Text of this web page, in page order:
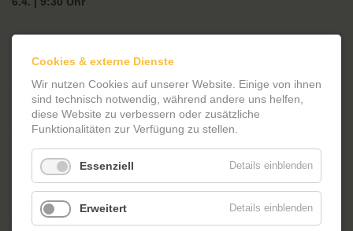
Alle Bürgerinnen und Bürger sind eingeladen, bei der Aktion dabei
zu sein und den Schlaatz für den Frühling herauszuputzen!
Es werden Handschuhe und Müllsäcke an alle freiwilligen
die Stadtwerke Potsdam entsorgt.
kleinen Imbiss und Gelegenheit, mit Nachbarinnen und Nachbarn
ins Gespräch zu kommen.
Cookies & externe Dienste
Wir nutzen Cookies auf unserer Website. Einige von ihnen
sind technisch notwendig, während andere uns helfen,
diese Website zu verbessern oder zusätzliche
Funktionalitäten zur Verfügung zu stellen.
Essenziell Details einblenden
Erweitert Details einblenden